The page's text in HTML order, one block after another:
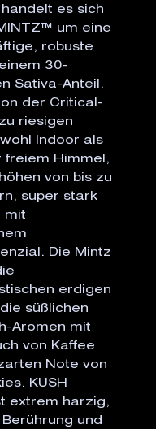
handelt es sich
um eine
robuste
30-
Sativa-Anteil.
der Critical-
riesigen
Indoor als
freiem Himmel,
von bis zu
super stark
mit
Die Mintz
erdigen
süßlichen
Aromen mit
von Kaffee
Note von
KUSH
extrem harzig,
und